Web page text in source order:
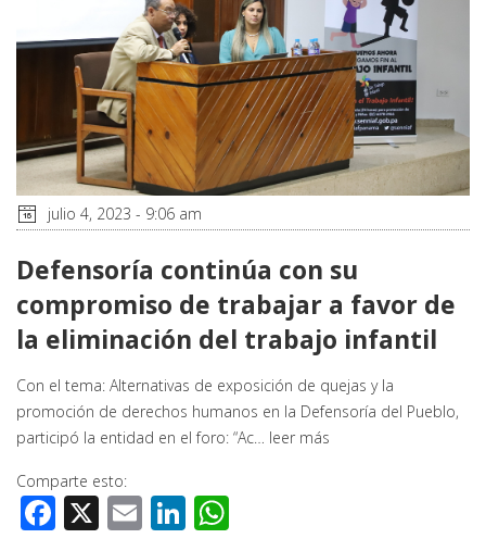
julio 4, 2023 - 9:06 am
Defensoría continúa con su
compromiso de trabajar a favor de
la eliminación del trabajo infantil
Con el tema: Alternativas de exposición de quejas y la
promoción de derechos humanos en la Defensoría del Pueblo,
participó la entidad en el foro: “Ac… leer más
Comparte esto:
Facebook
X EmailLinkedIn